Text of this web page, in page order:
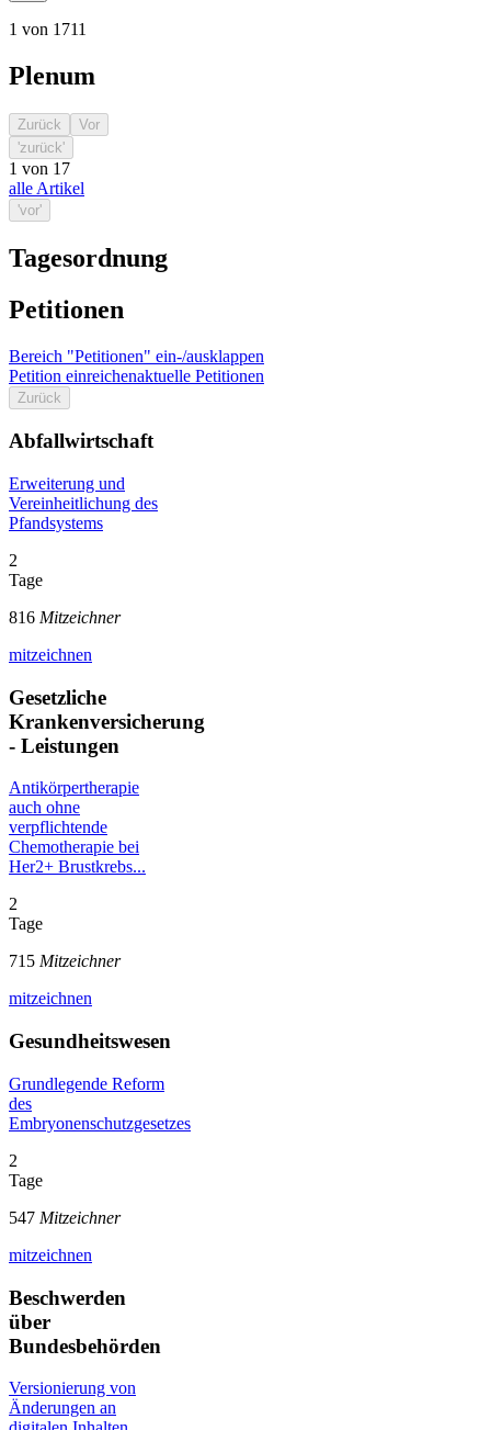
1 von 1711
Plenum
Zurück
Vor
'zurück'
1 von 17
alle Artikel
'vor'
Tagesordnung
Petitionen
Bereich "Petitionen" ein-/ausklappen
Petition einreichenaktuelle Petitionen
Zurück
Abfallwirtschaft
Erweiterung und
Vereinheitlichung des
Pfandsystems
2
Tage
816 Mitzeichner
mitzeichnen
Gesetzliche
Krankenversicherung
- Leistungen
Antikörpertherapie
auch ohne
verpflichtende
Chemotherapie bei
Her2+ Brustkrebs...
2
Tage
715 Mitzeichner
mitzeichnen
Gesundheitswesen
Grundlegende Reform
des
Embryonenschutzgesetzes
2
Tage
547 Mitzeichner
mitzeichnen
Beschwerden
über
Bundesbehörden
Versionierung von
Änderungen an